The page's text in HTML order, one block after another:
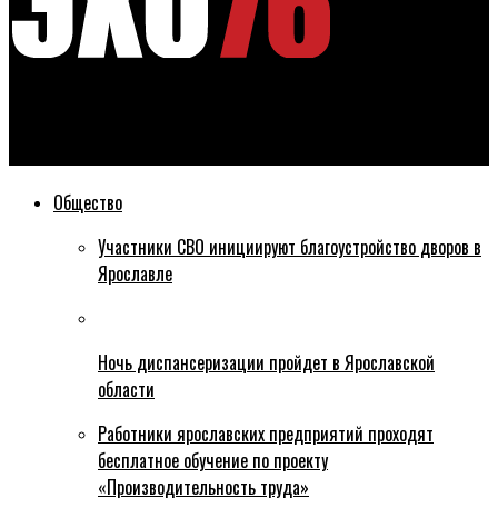
Общество
Участники СВО инициируют благоустройство дворов в
Ярославле
Ночь диспансеризации пройдет в Ярославской
области
Работники ярославских предприятий проходят
бесплатное обучение по проекту
«Производительность труда»